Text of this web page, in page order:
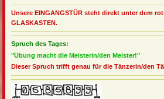
Unsere EINGANGSTÜR steht direkt unter dem
GLASKASTEN.
Spruch des Tages:
"Übung macht die Meisterin/den Meister!"
Dieser Spruch trifft genau für die Tänzerin/den